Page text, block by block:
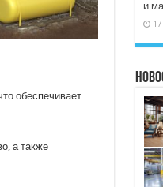
обеспечивает
а также
и